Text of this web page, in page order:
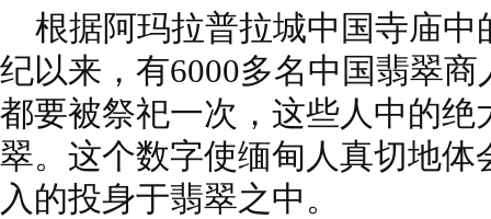
根据阿玛拉普拉城中国寺庙中
纪以来，有6000多名中国翡翠
都要被祭祀一次，这些人中的绝
翠。这个数字使缅甸人真切地体
入的投身于翡翠之中。